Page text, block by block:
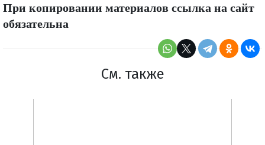
При копировании материалов ссылка на сайт
обязательна
См. также